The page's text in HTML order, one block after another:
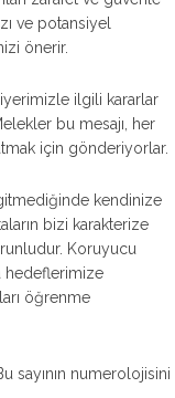
ve potansiyel
önerir.
ilgili kararlar
bu mesajı, her
için gönderiyorlar.
kendinize
bizi karakterize
Koruyucu
hedeflerimize
öğrenme
sayının numerolojisini